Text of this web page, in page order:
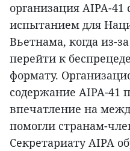
организация AIPA-
испытанием для
Вьетнама, когда из-
перейти к
формату.
содержание AIPA-41
впечатление на
помогли странам-
Секретариату AIPA